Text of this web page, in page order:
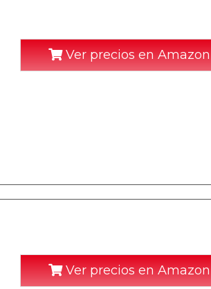
Ver precios en Amazon
Ver precios en Amazon